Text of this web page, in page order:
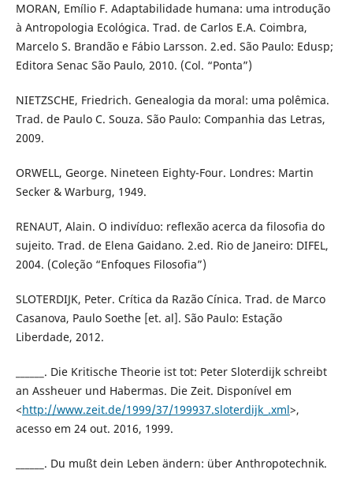
MORAN, Emílio F. Adaptabilidade humana: uma introdução
à Antropologia Ecológica. Trad. de Carlos E.A. Coimbra,
Marcelo S. Brandão e Fábio Larsson. 2.ed. São Paulo: Edusp;
Editora Senac São Paulo, 2010. (Col. “Ponta”)
NIETZSCHE, Friedrich. Genealogia da moral: uma polêmica.
Trad. de Paulo C. Souza. São Paulo: Companhia das Letras,
2009.
ORWELL, George. Nineteen Eighty-Four. Londres: Martin
Secker & Warburg, 1949.
RENAUT, Alain. O indivíduo: reflexão acerca da filosofia do
sujeito. Trad. de Elena Gaidano. 2.ed. Rio de Janeiro: DIFEL,
2004. (Coleção “Enfoques Filosofia”)
SLOTERDIJK, Peter. Crítica da Razão Cínica. Trad. de Marco
Casanova, Paulo Soethe [et. al]. São Paulo: Estação
Liberdade, 2012.
______. Die Kritische Theorie ist tot: Peter Sloterdijk schreibt
an Assheuer und Habermas. Die Zeit. Disponível em
<http://www.zeit.de/1999/37/199937.sloterdijk_.xml>,
acesso em 24 out. 2016, 1999.
______. Du mußt dein Leben ändern: über Anthropotechnik.